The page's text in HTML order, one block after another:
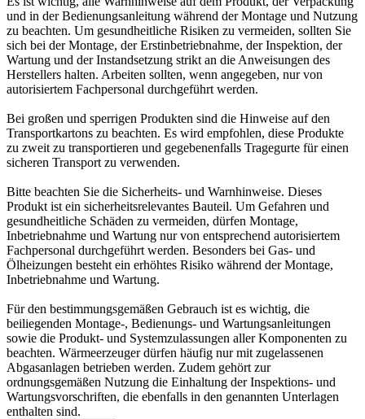
und in der Bedienungsanleitung während der Montage und Nutzung
zu beachten. Um gesundheitliche Risiken zu vermeiden, sollten Sie
sich bei der Montage, der Erstinbetriebnahme, der Inspektion, der
Wartung und der Instandsetzung strikt an die Anweisungen des
Herstellers halten. Arbeiten sollten, wenn angegeben, nur von
autorisiertem Fachpersonal durchgeführt werden.
Bei großen und sperrigen Produkten sind die Hinweise auf den
Transportkartons zu beachten. Es wird empfohlen, diese Produkte
zu zweit zu transportieren und gegebenenfalls Tragegurte für einen
sicheren Transport zu verwenden.
Bitte beachten Sie die Sicherheits- und Warnhinweise. Dieses
Produkt ist ein sicherheitsrelevantes Bauteil. Um Gefahren und
gesundheitliche Schäden zu vermeiden, dürfen Montage,
Inbetriebnahme und Wartung nur von entsprechend autorisiertem
Fachpersonal durchgeführt werden. Besonders bei Gas- und
Ölheizungen besteht ein erhöhtes Risiko während der Montage,
Inbetriebnahme und Wartung.
Für den bestimmungsgemäßen Gebrauch ist es wichtig, die
beiliegenden Montage-, Bedienungs- und Wartungsanleitungen
sowie die Produkt- und Systemzulassungen aller Komponenten zu
beachten. Wärmeerzeuger dürfen häufig nur mit zugelassenen
Abgasanlagen betrieben werden. Zudem gehört zur
ordnungsgemäßen Nutzung die Einhaltung der Inspektions- und
Wartungsvorschriften, die ebenfalls in den genannten Unterlagen
enthalten sind.